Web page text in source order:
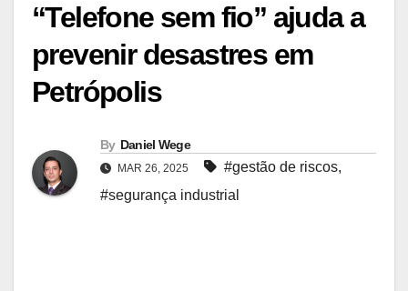
“Telefone sem fio” ajuda a
prevenir desastres em
Petrópolis
By Daniel Wege
MAR 26, 2025 #gestão de riscos,
#segurança industrial